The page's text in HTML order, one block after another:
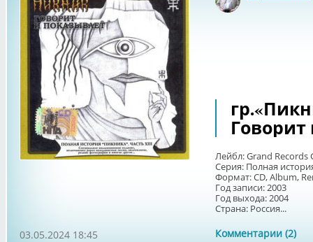
Лейбл: Grand Records
Серия: Полная
Формат: CD, Album,
Год записи: 2003
Год выхода: 2004
Страна: Россия...
Комментарии (2)
03.05.2024 18:45